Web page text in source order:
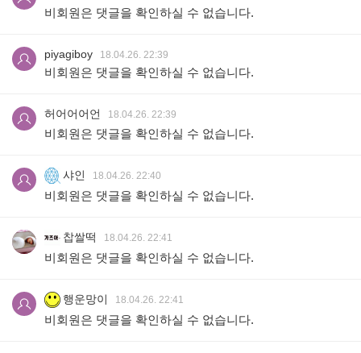
비회원은 댓글을 확인하실 수 없습니다.
piyagiboy 18.04.26. 22:39
비회원은 댓글을 확인하실 수 없습니다.
허어어어언 18.04.26. 22:39
비회원은 댓글을 확인하실 수 없습니다.
샤인 18.04.26. 22:40
비회원은 댓글을 확인하실 수 없습니다.
찹쌀떡 18.04.26. 22:41
비회원은 댓글을 확인하실 수 없습니다.
행운망이 18.04.26. 22:41
비회원은 댓글을 확인하실 수 없습니다.